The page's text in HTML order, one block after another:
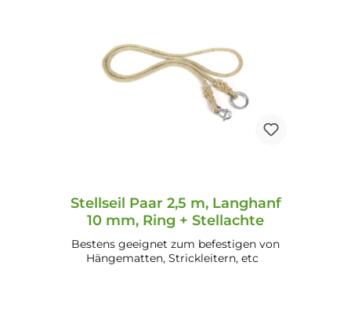
Stellseil Paar 2,5 m, Langhanf
10 mm, Ring + Stellachte
Bestens geeignet zum befestigen von
Hängematten, Strickleitern, etc